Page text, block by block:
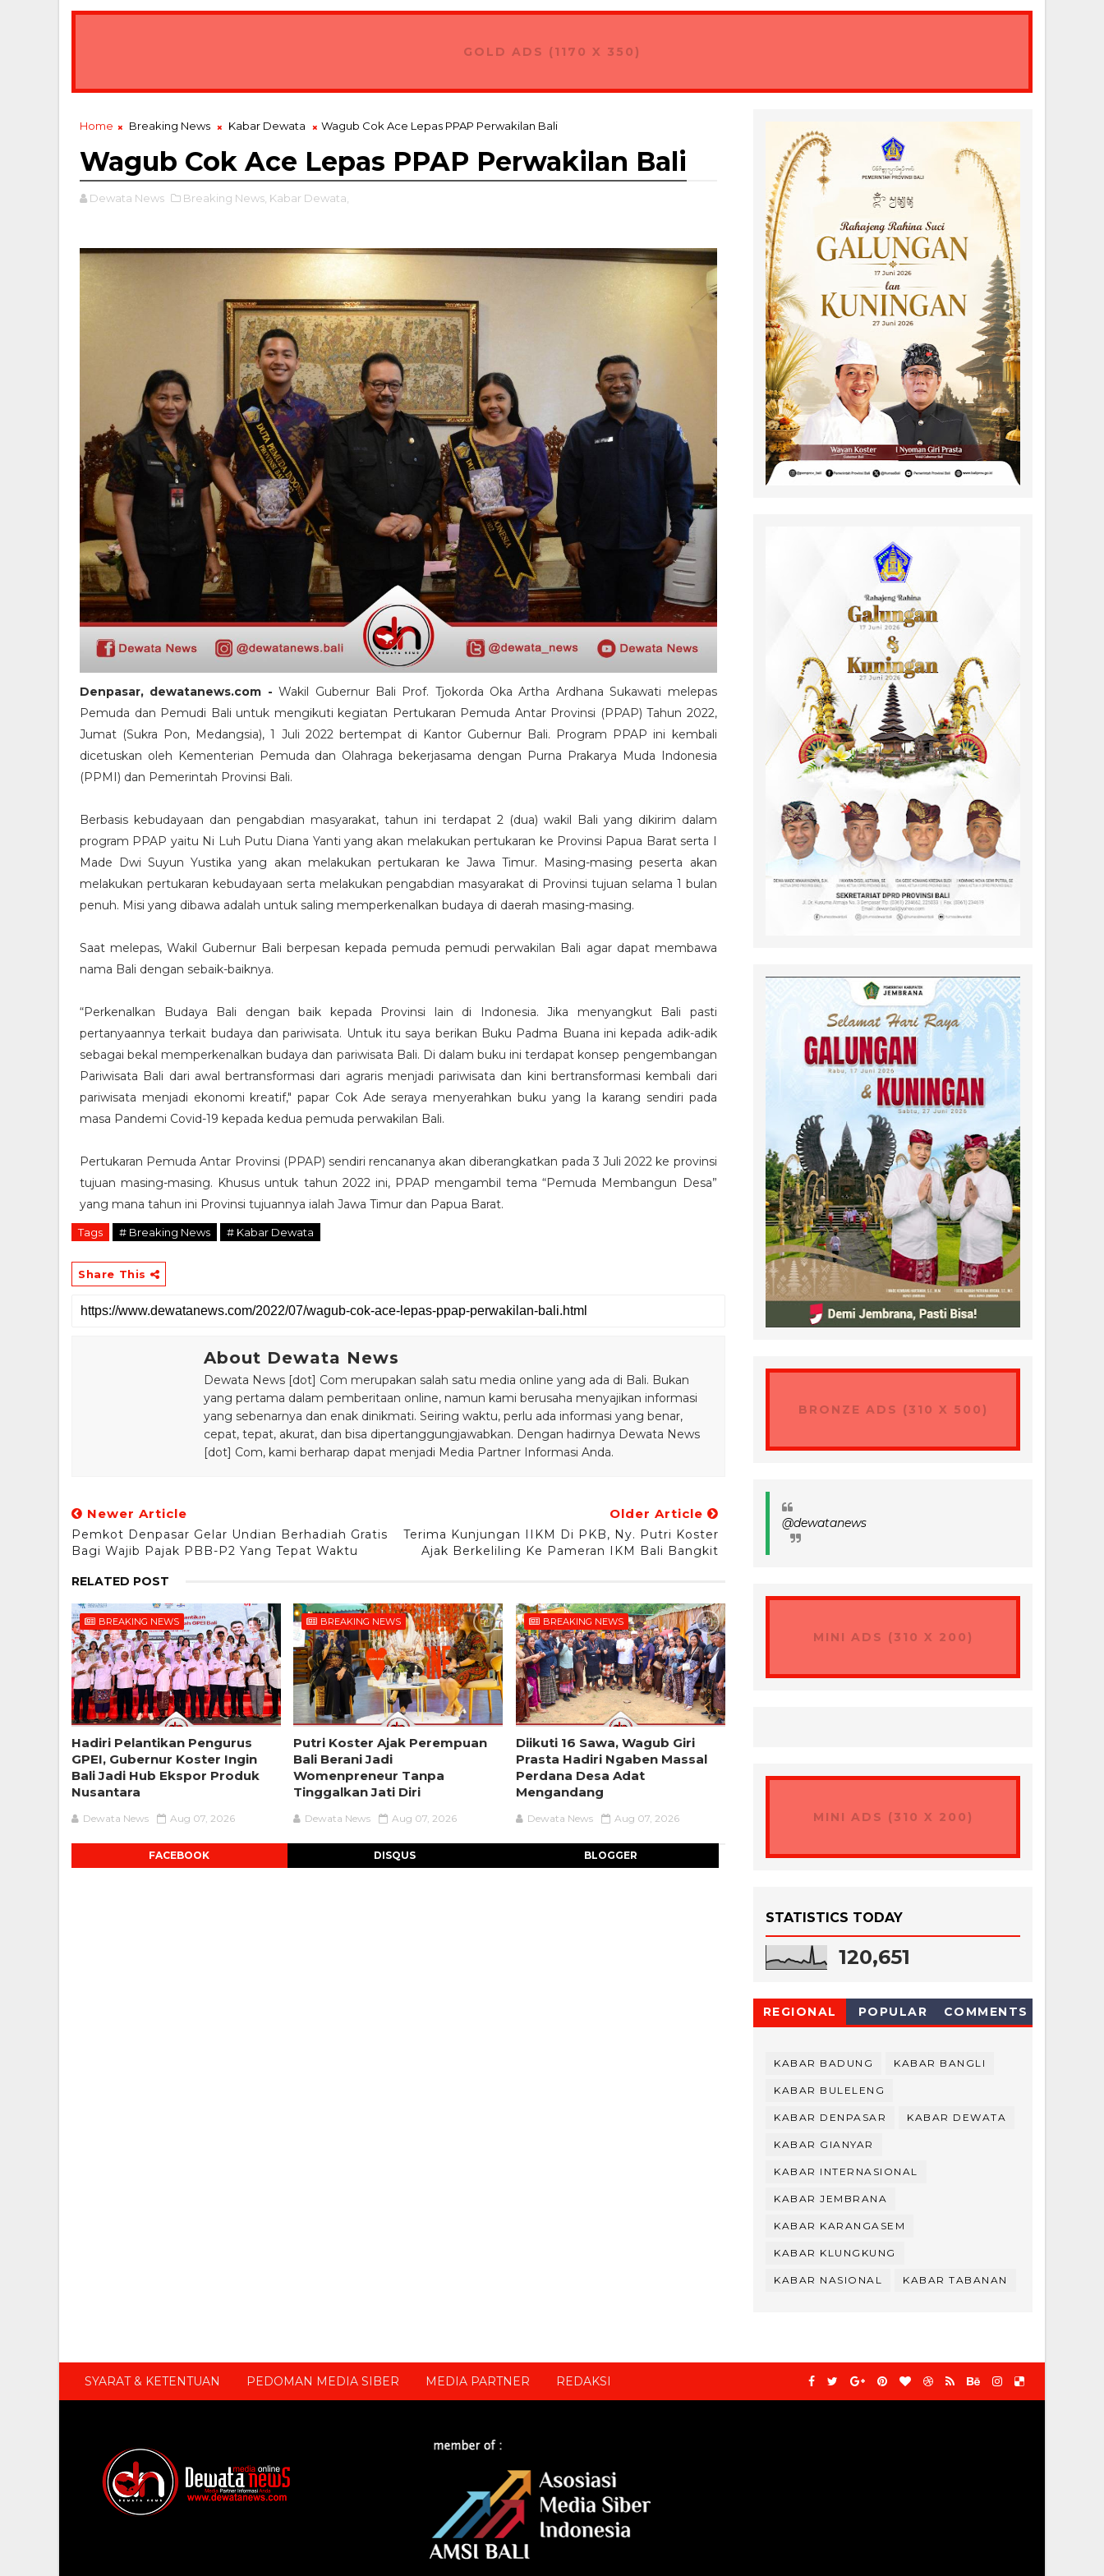
GOLD ADS (1170 X 350)
Home Breaking News Kabar Dewata Wagub Cok Ace Lepas PPAP Perwakilan Bali
Wagub Cok Ace Lepas PPAP Perwakilan Bali
Dewata News Breaking News, Kabar Dewata,
Denpasar, dewatanews.com -Wakil Gubernur Bali Prof. Tjokorda Oka Artha Ardhana Sukawati melepas
Pemuda dan Pemudi Bali untuk mengikuti kegiatan Pertukaran Pemuda Antar Provinsi (PPAP) Tahun 2022,
Jumat (Sukra Pon, Medangsia), 1 Juli 2022 bertempat di Kantor Gubernur Bali. Program PPAP ini kembali
dicetuskan oleh Kementerian Pemuda dan Olahraga bekerjasama dengan Purna Prakarya Muda Indonesia
(PPMI) dan Pemerintah Provinsi Bali.
Berbasis kebudayaan dan pengabdian masyarakat, tahun ini terdapat 2 (dua) wakil Bali yang dikirim dalam
program PPAP yaitu Ni Luh Putu Diana Yanti yang akan melakukan pertukaran ke Provinsi Papua Barat serta I
Made Dwi Suyun Yustika yang akan melakukan pertukaran ke Jawa Timur. Masing-masing peserta akan
melakukan pertukaran kebudayaan serta melakukan pengabdian masyarakat di Provinsi tujuan selama 1 bulan
penuh. Misi yang dibawa adalah untuk saling memperkenalkan budaya di daerah masing-masing.
Saat melepas, Wakil Gubernur Bali berpesan kepada pemuda pemudi perwakilan Bali agar dapat membawa
nama Bali dengan sebaik-baiknya.
“Perkenalkan Budaya Bali dengan baik kepada Provinsi lain di Indonesia. Jika menyangkut Bali pasti
pertanyaannya terkait budaya dan pariwisata. Untuk itu saya berikan Buku Padma Buana ini kepada adik-adik
sebagai bekal memperkenalkan budaya dan pariwisata Bali. Di dalam buku ini terdapat konsep pengembangan
Pariwisata Bali dari awal bertransformasi dari agraris menjadi pariwisata dan kini bertransformasi kembali dari
pariwisata menjadi ekonomi kreatif," papar Cok Ade seraya menyerahkan buku yang Ia karang sendiri pada
masa Pandemi Covid-19 kepada kedua pemuda perwakilan Bali.
Pertukaran Pemuda Antar Provinsi (PPAP) sendiri rencananya akan diberangkatkan pada 3 Juli 2022 ke provinsi
tujuan masing-masing. Khusus untuk tahun 2022 ini, PPAP mengambil tema “Pemuda Membangun Desa”
yang mana tahun ini Provinsi tujuannya ialah Jawa Timur dan Papua Barat.
Tags # Breaking News # Kabar Dewata
Share This
About Dewata News
Dewata News [dot] Com merupakan salah satu media online yang ada di Bali. Bukan
yang pertama dalam pemberitaan online, namun kami berusaha menyajikan informasi
yang sebenarnya dan enak dinikmati. Seiring waktu, perlu ada informasi yang benar,
cepat, tepat, akurat, dan bisa dipertanggungjawabkan. Dengan hadirnya Dewata News
[dot] Com, kami berharap dapat menjadi Media Partner Informasi Anda.
Newer Article
Pemkot Denpasar Gelar Undian Berhadiah Gratis
Bagi Wajib Pajak PBB-P2 Yang Tepat Waktu
Older Article
Terima Kunjungan IIKM Di PKB, Ny. Putri Koster
Ajak Berkeliling Ke Pameran IKM Bali Bangkit
RELATED POST
BREAKING NEWS
Hadiri Pelantikan Pengurus
GPEI, Gubernur Koster Ingin
Bali Jadi Hub Ekspor Produk
Nusantara
Dewata News Aug 07, 2026
BREAKING NEWS
Putri Koster Ajak Perempuan
Bali Berani Jadi
Womenpreneur Tanpa
Tinggalkan Jati Diri
Dewata News Aug 07, 2026
BREAKING NEWS
Diikuti 16 Sawa, Wagub Giri
Prasta Hadiri Ngaben Massal
Perdana Desa Adat
Mengandang
Dewata News Aug 07, 2026
FACEBOOK DISQUS BLOGGER
BRONZE ADS (310 X 500)
@dewatanews
MINI ADS (310 X 200)
MINI ADS (310 X 200)
STATISTICS TODAY
120,651
REGIONAL POPULAR COMMENTS
KABAR BADUNG KABAR BANGLI
KABAR BULELENG
KABAR DENPASAR KABAR DEWATA
KABAR GIANYAR
KABAR INTERNASIONAL
KABAR JEMBRANA
KABAR KARANGASEM
KABAR KLUNGKUNG
KABAR NASIONAL KABAR TABANAN
SYARAT & KETENTUAN PEDOMAN MEDIA SIBER MEDIA PARTNER REDAKSI